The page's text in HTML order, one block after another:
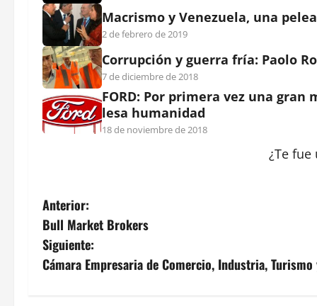
Macrismo y Venezuela, una
2 de febrero de 2019
Corrupción y guerra fría: Paolo
7 de diciembre de 2018
FORD: Por primera vez una
lesa humanidad
18 de noviembre de 2018
¿Te fue
N
a
v
Anterior:
Bull Market Brokers
Siguiente:
Cámara Empresaria de Comercio, Industria,